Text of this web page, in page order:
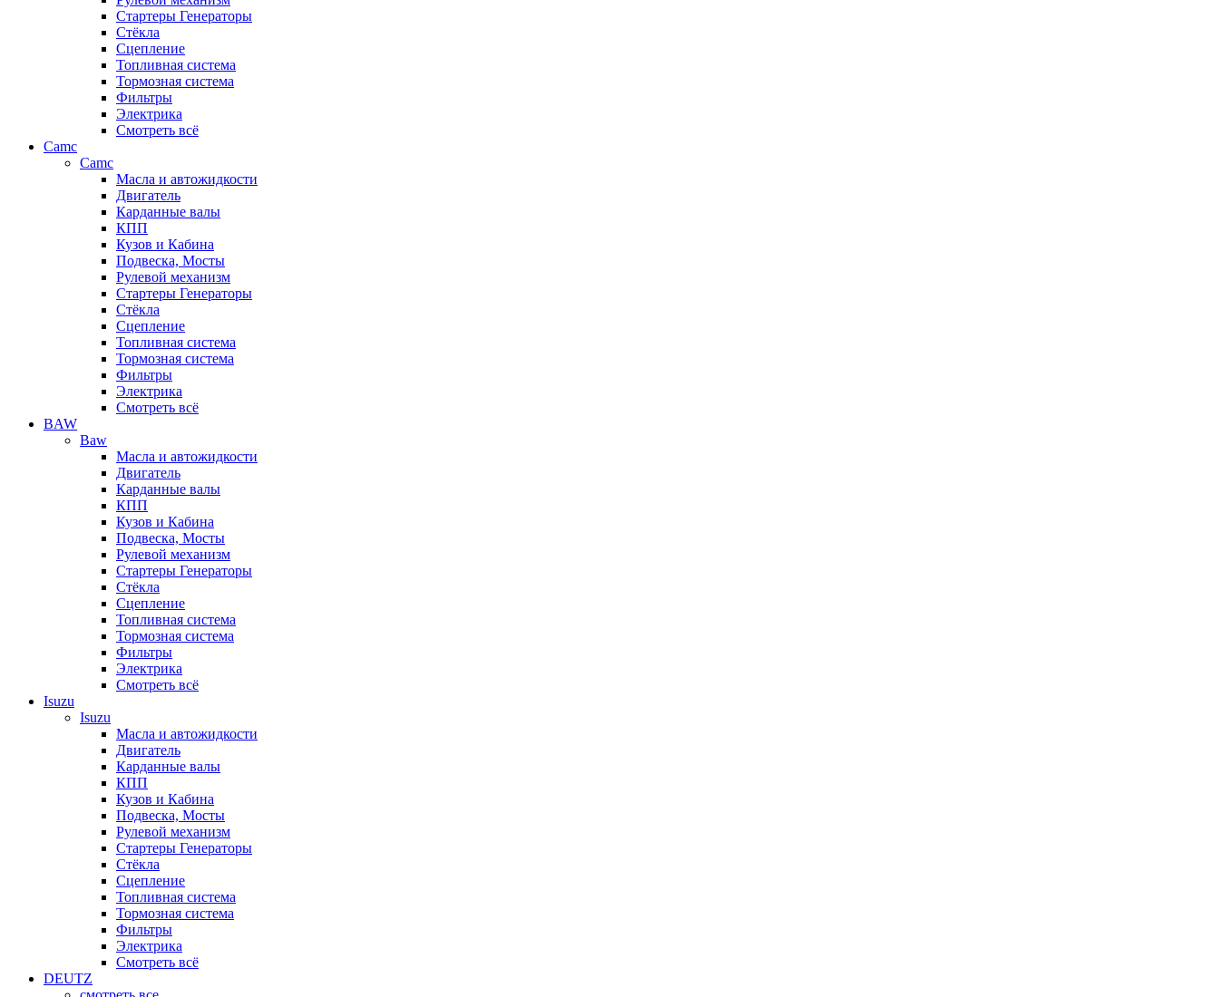
Стартеры Генераторы
Стёкла
Сцепление
Топливная система
Тормозная система
Фильтры
Электрика
Смотреть всё
Camc
Camc
Масла и автожидкости
Двигатель
Карданные валы
КПП
Кузов и Кабина
Подвеска, Мосты
Рулевой механизм
Стартеры Генераторы
Стёкла
Сцепление
Топливная система
Тормозная система
Фильтры
Электрика
Смотреть всё
BAW
Baw
Масла и автожидкости
Двигатель
Карданные валы
КПП
Кузов и Кабина
Подвеска, Мосты
Рулевой механизм
Стартеры Генераторы
Стёкла
Сцепление
Топливная система
Тормозная система
Фильтры
Электрика
Смотреть всё
Isuzu
Isuzu
Масла и автожидкости
Двигатель
Карданные валы
КПП
Кузов и Кабина
Подвеска, Мосты
Рулевой механизм
Стартеры Генераторы
Стёкла
Сцепление
Топливная система
Тормозная система
Фильтры
Электрика
Смотреть всё
DEUTZ